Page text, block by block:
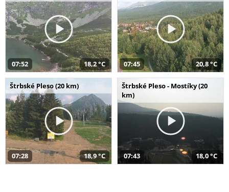
07:52 18,2 °C 07:45 20,8 °C
Štrbské Pleso (20 km)
07:28 18,9 °C
Štrbské Pleso - Mostíky (20
km)
07:43 18,0 °C